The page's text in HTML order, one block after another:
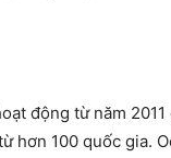
động từ năm
hơn 100 quốc gia.